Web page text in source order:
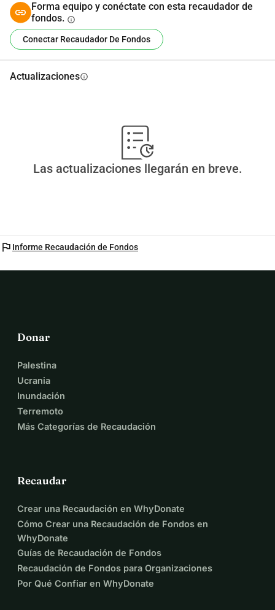
momento necesita un poco de ayuda para superar este
período difícil mientras continúa su búsqueda de empleo.
Cualquier apoyo, grande o pequeño, significa el mundo.
Forma equipo y conéctate con esta recaudador de
fondos. info
Conectar Recaudador De Fondos
Actualizacionesinfo
Las actualizaciones llegarán en breve.
flag Informe Recaudación de Fondos
Donar
Palestina
Ucrania
Inundación
Terremoto
Más Categorías de Recaudación
Recaudar
Crear una Recaudación en WhyDonate
Cómo Crear una Recaudación de Fondos en
WhyDonate
Guías de Recaudación de Fondos
Recaudación de Fondos para Organizaciones
Por Qué Confiar en WhyDonate